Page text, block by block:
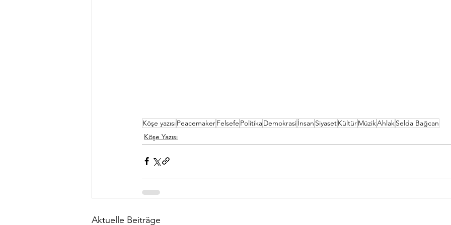
Köşe yazısıPeacemakerFelsefe PolitikaDemokrasiİnsan SiyasetKültürMüzikAhlakSelda Bağcan
Köşe Yazısı
Aktuelle Beiträge